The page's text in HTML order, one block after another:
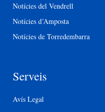
Notícies del Vendrell
Notícies d’Amposta
Notícies de Torredembarra
Serveis
Avís Legal